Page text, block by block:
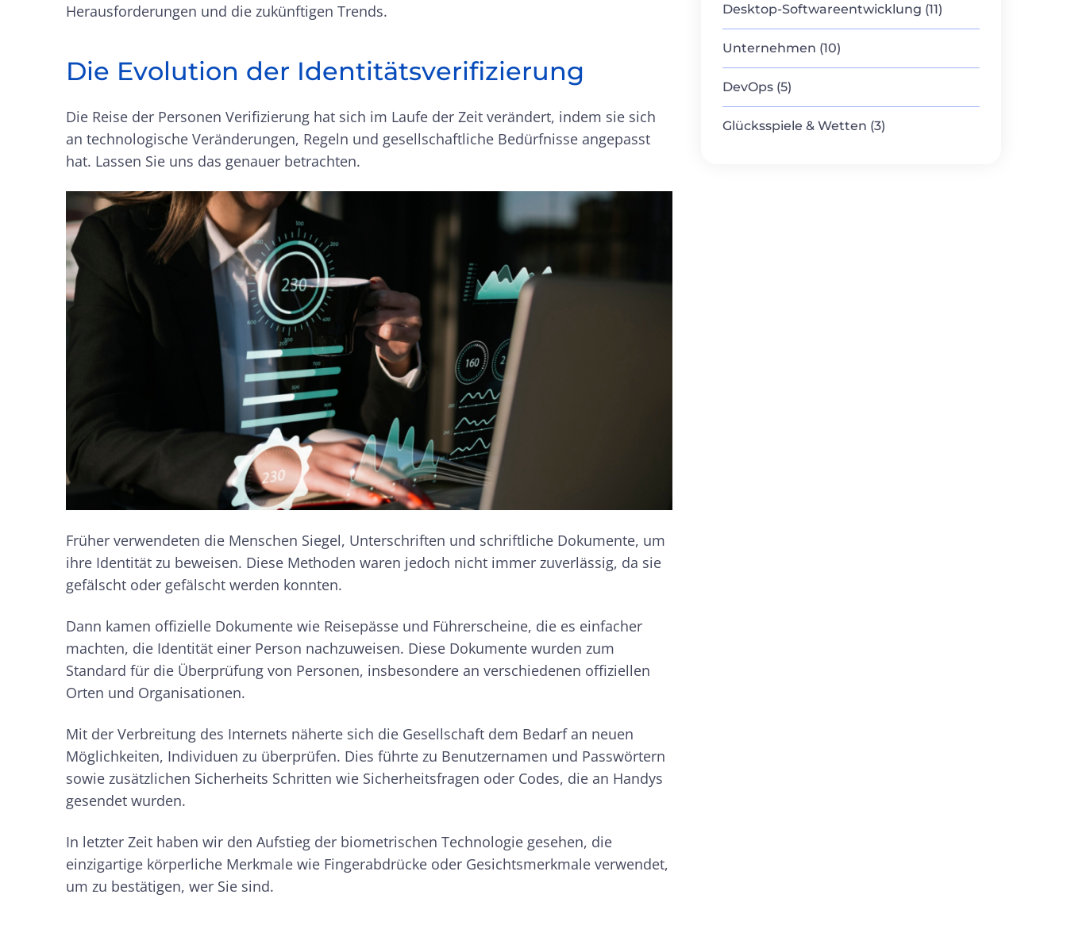
Herausforderungen und die zukünftigen Trends.
Die Evolution der Identitätsverifizierung
Die Reise der Personen Verifizierung hat sich im Laufe der Zeit verändert, indem sie sich
an technologische Veränderungen, Regeln und gesellschaftliche Bedürfnisse angepasst
hat. Lassen Sie uns das genauer betrachten.
Früher verwendeten die Menschen Siegel, Unterschriften und schriftliche Dokumente, um
ihre Identität zu beweisen. Diese Methoden waren jedoch nicht immer zuverlässig, da sie
gefälscht oder gefälscht werden konnten.
Dann kamen offizielle Dokumente wie Reisepässe und Führerscheine, die es einfacher
machten, die Identität einer Person nachzuweisen. Diese Dokumente wurden zum
Standard für die Überprüfung von Personen, insbesondere an verschiedenen offiziellen
Orten und Organisationen.
Mit der Verbreitung des Internets näherte sich die Gesellschaft dem Bedarf an neuen
Möglichkeiten, Individuen zu überprüfen. Dies führte zu Benutzernamen und Passwörtern
sowie zusätzlichen Sicherheits Schritten wie Sicherheitsfragen oder Codes, die an Handys
gesendet wurden.
In letzter Zeit haben wir den Aufstieg der biometrischen Technologie gesehen, die
einzigartige körperliche Merkmale wie Fingerabdrücke oder Gesichtsmerkmale verwendet,
um zu bestätigen, wer Sie sind.
Desktop-Softwareentwicklung (11)
Unternehmen (10)
DevOps (5)
Glücksspiele & Wetten (3)